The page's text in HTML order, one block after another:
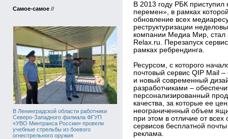
Самое-самое //
В Ленинградской области работники
Северо-Западного филиала ФГУП
«УВО Минтранса России» провели
учебные стрельбы из боевого
огнестрельного оружия
В 2013 году РБК приступил
перемен», в рамках
обновление всех
реструктуризации
компании Медиа Мир, стал
Relax.ru. Перезапуск
рамках ребрендинга.
Ресурсом, с которого
почтовый сервис QIP Mail
и новый современный
разработчиками –
персонализированный
качества, за которые ее
неограниченный объем
при этом в отличие от
сервисов бесплатной
реклама.